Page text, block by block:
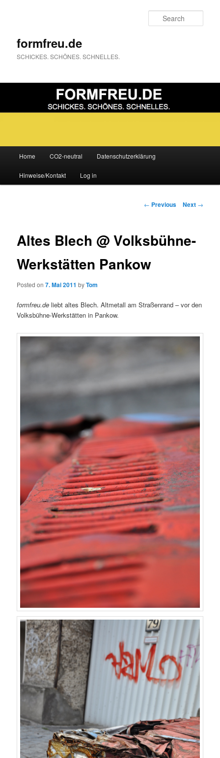
formfreu.de
SCHICKES. SCHÖNES. SCHNELLES.
Skip
to
Home CO2-neutral Datenschutzerklärung
Hinweise/Kontakt Log in
Post
← Previous Next →
Altes Blech @ Volksbühne-
Werkstätten Pankow
Posted on7. Mai 2011 byTom
formfreu.de liebt altes Blech. Altmetall am Straßenrand – vor den
Volksbühne-Werkstätten in Pankow.